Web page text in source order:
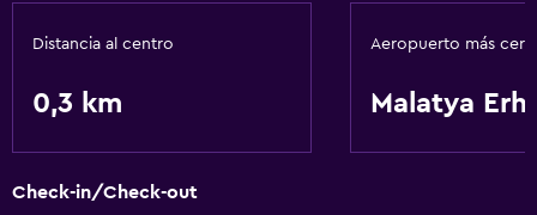
Distancia al centro
0,3 km
Aeropuerto más
Malatya
Check-in/Check-out